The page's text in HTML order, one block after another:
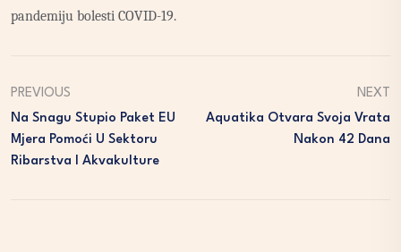
pandemiju bolesti COVID-19.
PREVIOUS
Na Snagu Stupio Paket EU
Mjera Pomoći U Sektoru
Ribarstva I Akvakulture
NEXT
Aquatika Otvara Svoja Vrata
Nakon 42 Dana